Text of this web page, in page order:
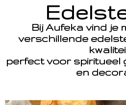
Bij Aufeka vind je
verschillende
perfect voor spiritueel
en